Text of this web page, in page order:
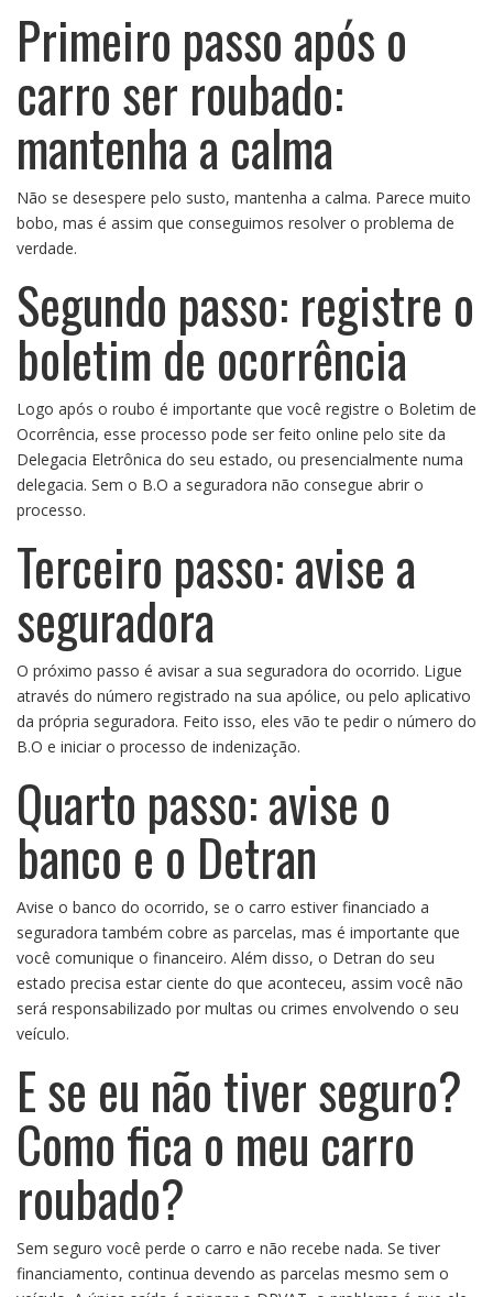
Primeiro passo após o
carro ser roubado:
mantenha a calma
Não se desespere pelo susto, mantenha a calma. Parece muito
bobo, mas é assim que conseguimos resolver o problema de
verdade.
Segundo passo: registre o
boletim de ocorrência
Logo após o roubo é importante que você registre o Boletim de
Ocorrência, esse processo pode ser feito online pelo site da
Delegacia Eletrônica do seu estado, ou presencialmente numa
delegacia. Sem o B.O a seguradora não consegue abrir o
processo.
Terceiro passo: avise a
seguradora
O próximo passo é avisar a sua seguradora do ocorrido. Ligue
através do número registrado na sua apólice, ou pelo aplicativo
da própria seguradora. Feito isso, eles vão te pedir o número do
B.O e iniciar o processo de indenização.
Quarto passo: avise o
banco e o Detran
Avise o banco do ocorrido, se o carro estiver financiado a
seguradora também cobre as parcelas, mas é importante que
você comunique o financeiro. Além disso, o Detran do seu
estado precisa estar ciente do que aconteceu, assim você não
será responsabilizado por multas ou crimes envolvendo o seu
veículo.
E se eu não tiver seguro?
Como fica o meu carro
roubado?
Sem seguro você perde o carro e não recebe nada. Se tiver
financiamento, continua devendo as parcelas mesmo sem o